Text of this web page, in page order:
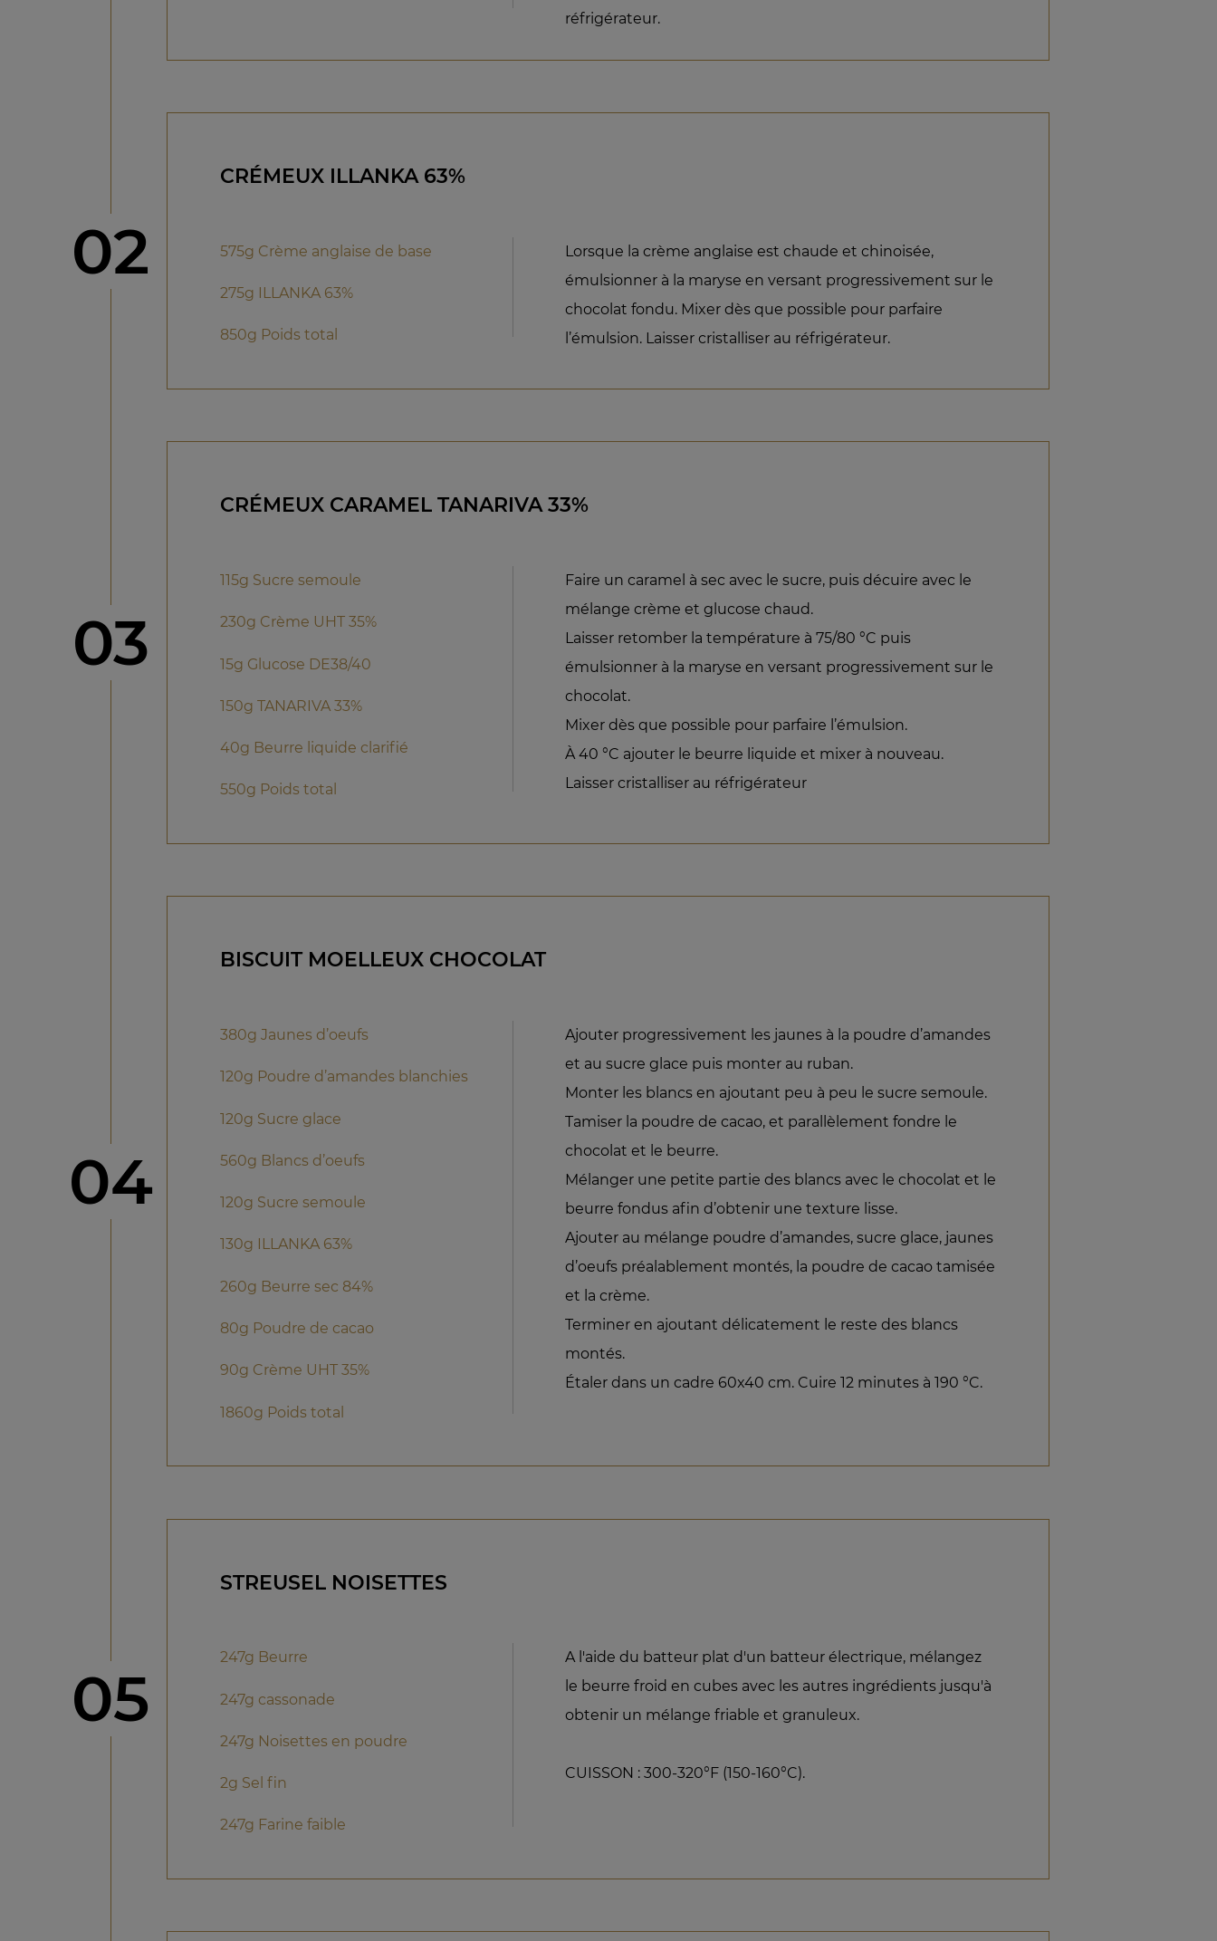
réfrigérateur.
étape
02
CRÉMEUX ILLANKA 63%
575g Crème anglaise de base
275g ILLANKA 63%
850g Poids total
Lorsque la crème anglaise est chaude et chinoisée,
émulsionner à la maryse en versant progressivement sur le
chocolat fondu. Mixer dès que possible pour parfaire
l’émulsion. Laisser cristalliser au réfrigérateur.
étape
03
CRÉMEUX CARAMEL TANARIVA 33%
115g Sucre semoule
230g Crème UHT 35%
15g Glucose DE38/40
150g TANARIVA 33%
40g Beurre liquide clarifié
550g Poids total
Faire un caramel à sec avec le sucre, puis décuire avec le
mélange crème et glucose chaud.
Laisser retomber la température à 75/80 °C puis
émulsionner à la maryse en versant progressivement sur le
chocolat.
Mixer dès que possible pour parfaire l’émulsion.
À 40 °C ajouter le beurre liquide et mixer à nouveau.
Laisser cristalliser au réfrigérateur
étape
04
BISCUIT MOELLEUX CHOCOLAT
380g Jaunes d’oeufs
120g Poudre d’amandes blanchies
120g Sucre glace
560g Blancs d’oeufs
120g Sucre semoule
130g ILLANKA 63%
260g Beurre sec 84%
80g Poudre de cacao
90g Crème UHT 35%
1860g Poids total
Ajouter progressivement les jaunes à la poudre d’amandes
et au sucre glace puis monter au ruban.
Monter les blancs en ajoutant peu à peu le sucre semoule.
Tamiser la poudre de cacao, et parallèlement fondre le
chocolat et le beurre.
Mélanger une petite partie des blancs avec le chocolat et le
beurre fondus afin d’obtenir une texture lisse.
Ajouter au mélange poudre d’amandes, sucre glace, jaunes
d’oeufs préalablement montés, la poudre de cacao tamisée
et la crème.
Terminer en ajoutant délicatement le reste des blancs
montés.
Étaler dans un cadre 60x40 cm. Cuire 12 minutes à 190 °C.
étape
05
STREUSEL NOISETTES
247g Beurre
247g cassonade
247g Noisettes en poudre
2g Sel fin
247g Farine faible
A l'aide du batteur plat d'un batteur électrique, mélangez
le beurre froid en cubes avec les autres ingrédients jusqu'à
obtenir un mélange friable et granuleux.
CUISSON : 300-320°F (150-160°C).